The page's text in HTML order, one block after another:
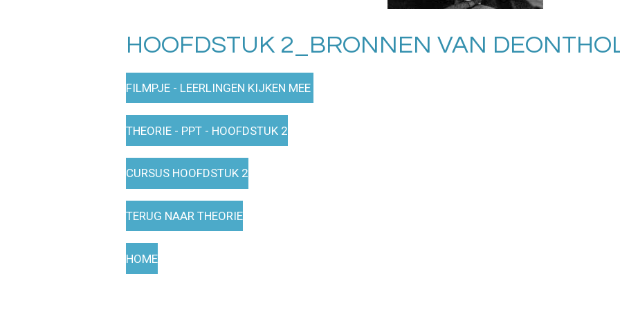
HOOFDSTUK 2_BRONNEN VAN
FILMPJE - LEERLINGEN KIJKEN MEE
THEORIE - PPT - HOOFDSTUK 2
CURSUS HOOFDSTUK 2
TERUG NAAR THEORIE
HOME